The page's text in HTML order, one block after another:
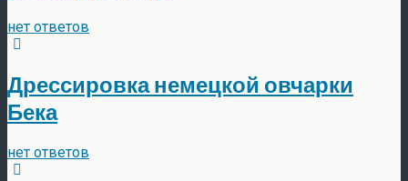
нет ответов
Дрессировка немецкой овчарки
Бека
нет ответов